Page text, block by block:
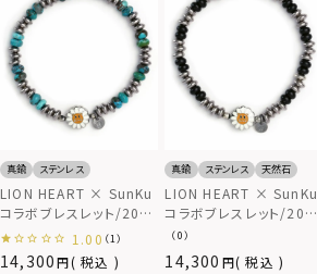
真鍮 ステンレス
LION HEART × SunKu
コラボブレスレット/2024
年モデル/TYPE D（ター
コイズ）
1.00 （1）
14,300 税込
真鍮 ステンレス 天然石
LION HEART × SunKu
コラボブレスレット/2024
年モデル/TYPE C（オニ
キス）
（0）
14,300 税込